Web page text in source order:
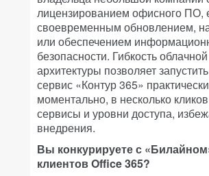
лицензированием офисного ПО,
своевременным обновлением,
или обеспечением
безопасности. Гибкость облачной
архитектуры позволяет
сервис «Контур 365» практически
моментально, в несколько
сервисы и уровни доступа,
внедрения.
Вы конкурируете с
клиентов Office 365?